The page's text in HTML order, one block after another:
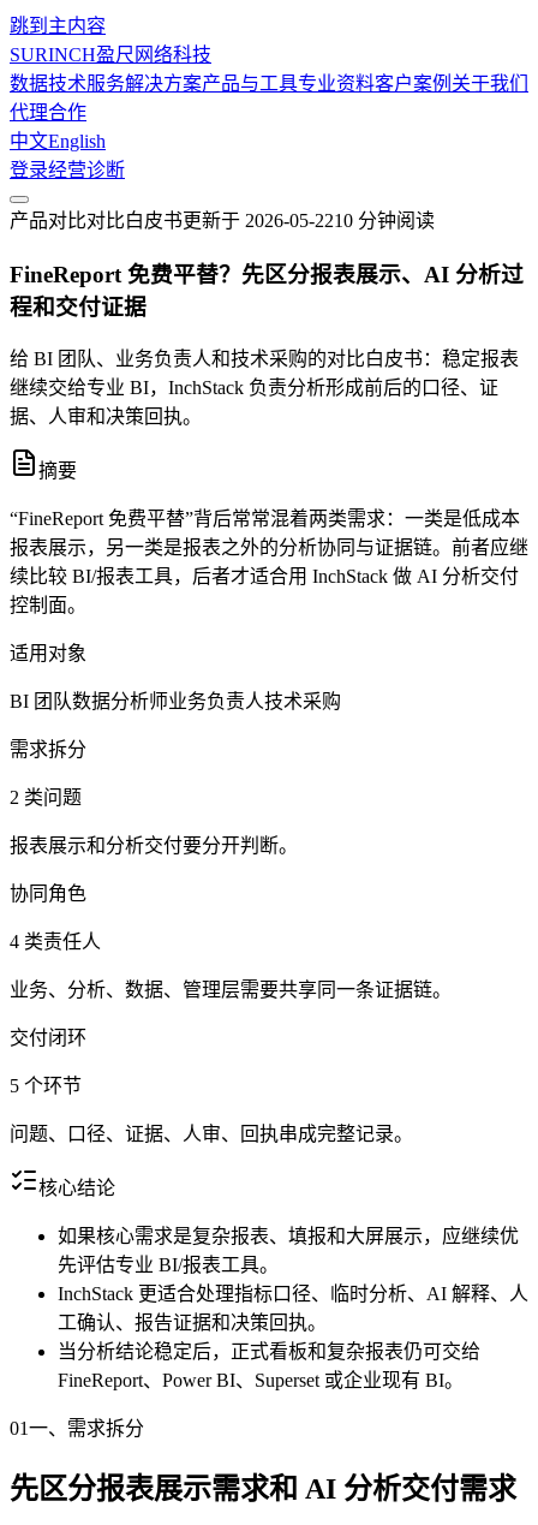
跳到主内容
SURINCH盈尺网络科技
数据技术服务解决方案产品与工具专业资料客户案例 关于我们
代理合作
中文English
登录经营诊断
产品对比对比白皮书更新于 2026-05-2210 分钟阅读
FineReport 免费平替？先区分报表展示、AI 分析过
程和交付证据
给 BI 团队、业务负责人和技术采购的对比白皮书：稳定报表
继续交给专业 BI，InchStack 负责分析形成前后的口径、证
据、人审和决策回执。
摘要
“FineReport 免费平替”背后常常混着两类需求：一类是低成本
报表展示，另一类是报表之外的分析协同与证据链。前者应继
续比较 BI/报表工具，后者才适合用 InchStack 做 AI 分析交付
控制面。
适用对象
BI 团队数据分析师业务负责人技术采购
需求拆分
2 类问题
报表展示和分析交付要分开判断。
协同角色
4 类责任人
业务、分析、数据、管理层需要共享同一条证据链。
交付闭环
5 个环节
问题、口径、证据、人审、回执串成完整记录。
核心结论
如果核心需求是复杂报表、填报和大屏展示，应继续优
先评估专业 BI/报表工具。
InchStack 更适合处理指标口径、临时分析、AI 解释、人
工确认、报告证据和决策回执。
当分析结论稳定后，正式看板和复杂报表仍可交给
FineReport、Power BI、Superset 或企业现有 BI。
01一、需求拆分
先区分报表展示需求和 AI 分析交付需求